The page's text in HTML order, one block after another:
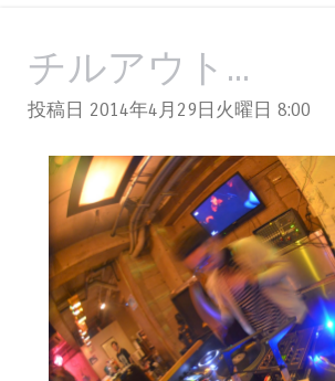
チルアウト...
投稿日 2014年4月29日火曜日 8:00